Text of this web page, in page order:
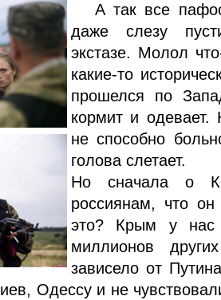
А так все
даже слезу
экстазе. Молол
какие-то
прошелся по
кормит и одевает.
не способно
голова слетает.
Но сначала о
россиянам, что
это? Крым у
миллионов
зависело от
Одессу и не